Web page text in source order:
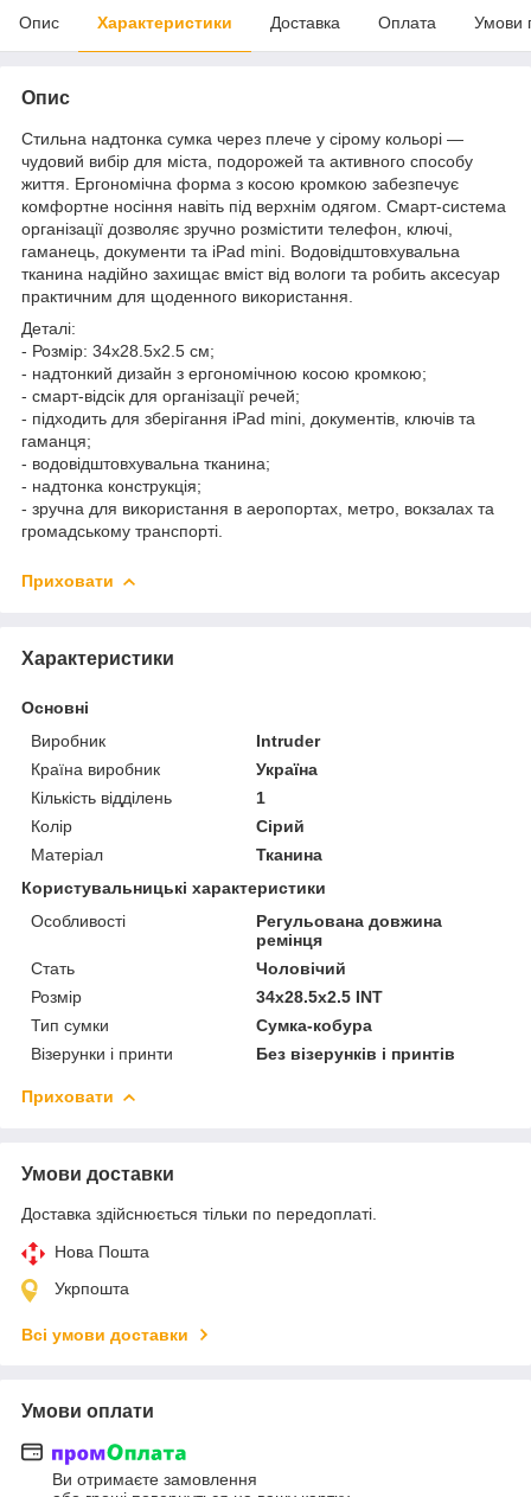
Опис Характеристики Доставка Оплата Умови
Опис
Стильна надтонка сумка через плече у сірому кольорі —
чудовий вибір для міста, подорожей та активного способу
життя. Ергономічна форма з косою кромкою забезпечує
комфортне носіння навіть під верхнім одягом. Смарт-система
організації дозволяє зручно розмістити телефон, ключі,
гаманець, документи та iPad mini. Водовідштовхувальна
тканина надійно захищає вміст від вологи та робить аксесуар
практичним для щоденного використання.
Деталі:
- Розмір: 34х28.5х2.5 см;
- надтонкий дизайн з ергономічною косою кромкою;
- смарт-відсік для організації речей;
- підходить для зберігання iPad mini, документів, ключів та
гаманця;
- водовідштовхувальна тканина;
- надтонка конструкція;
- зручна для використання в аеропортах, метро, вокзалах та
громадському транспорті.
Приховати
Характеристики
Основні
Виробник
Intruder
Країна виробник
Україна
Кількість відділень
1
Колір
Сірий
Матеріал
Тканина
Користувальницькі характеристики
Особливості
Регульована довжина
ремінця
Стать
Чоловічий
Розмір
34х28.5х2.5 INT
Тип сумки
Сумка-кобура
Візерунки і принти
Без візерунків і принтів
Приховати
Умови доставки
Доставка здійснюється тільки по передоплаті.
Нова Пошта
Укрпошта
Всі умови доставки
Умови оплати
Ви отримаєте замовлення